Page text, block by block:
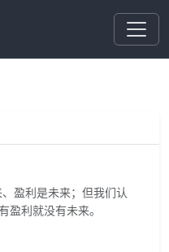
盈利是未来；但我们认
盈利就没有未来。